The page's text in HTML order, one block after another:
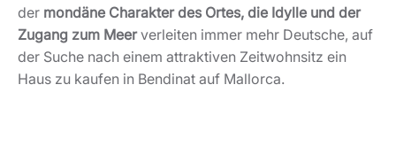
der mondäne Charakter des Ortes, die Idylle und der
Zugang zum Meerverleiten immer mehr Deutsche, auf
der Suche nach einem attraktiven Zeitwohnsitz ein
Haus zu kaufen in Bendinat auf Mallorca.